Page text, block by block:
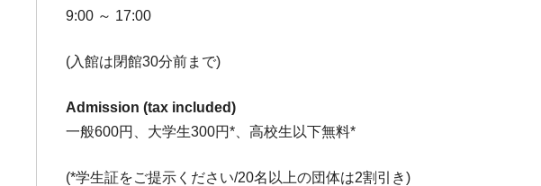
9:00 ～ 17:00
(入館は閉館30分前まで)
Admission (tax included)
一般600円、大学生300円*、高校生以下無料*
(*学生証をご提示ください/20名以上の団体は2割引き)